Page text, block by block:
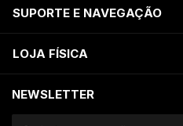
SUPORTE E NAVEGAÇÃO
LOJA FÍSICA
NEWSLETTER